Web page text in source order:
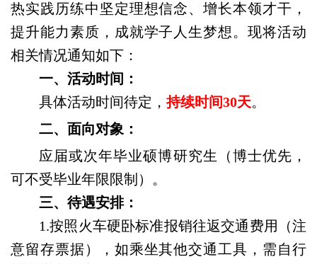
热实践历练中坚定理想信念、增长本领才干，
提升能力素质，成就学子人生梦想。现将活动
相关情况通知如下：
一、 活动时间：
具体活动时间待定， 持续时间30天。
二、 面向对象：
应届或次年毕业硕博研究生（博士优先，
可不受毕业年限限制）。
三、待遇安排：
1.按照火车硬卧标准报销往返交通费用（注
意留存票据），如乘坐其他交通工具，需自行